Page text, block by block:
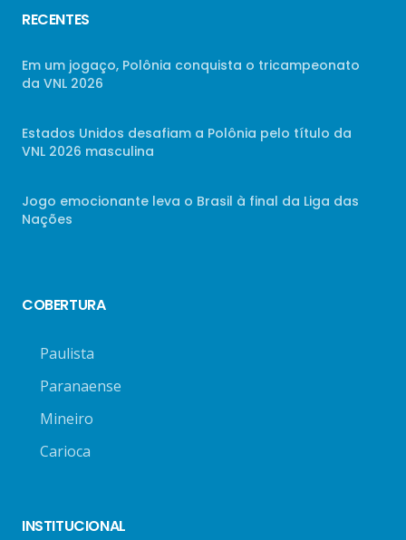
RECENTES
Em um jogaço, Polônia conquista o tricampeonato
da VNL 2026
Estados Unidos desafiam a Polônia pelo título da
VNL 2026 masculina
Jogo emocionante leva o Brasil à final da Liga das
Nações
COBERTURA
Paulista
Paranaense
Mineiro
Carioca
INSTITUCIONAL